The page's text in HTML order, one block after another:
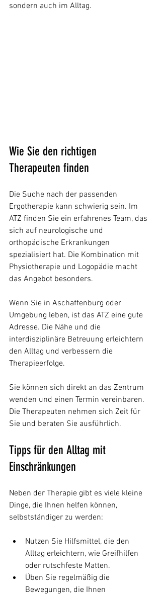
sondern auch im Alltag.
Wie Sie den richtigen
Therapeuten finden
Die Suche nach der passenden
Ergotherapie kann schwierig sein. Im
ATZ finden Sie ein erfahrenes Team, das
sich auf neurologische und
orthopädische Erkrankungen
spezialisiert hat. Die Kombination mit
Physiotherapie und Logopädie macht
das Angebot besonders.
Wenn Sie in Aschaffenburg oder
Umgebung leben, ist das ATZ eine gute
Adresse. Die Nähe und die
interdisziplinäre Betreuung erleichtern
den Alltag und verbessern die
Therapieerfolge.
Sie können sich direkt an das Zentrum
wenden und einen Termin vereinbaren.
Die Therapeuten nehmen sich Zeit für
Sie und beraten Sie ausführlich.
Tipps für den Alltag mit
Einschränkungen
Neben der Therapie gibt es viele kleine
Dinge, die Ihnen helfen können,
selbstständiger zu werden:
Nutzen Sie Hilfsmittel, die den
Alltag erleichtern, wie Greifhilfen
oder rutschfeste Matten.
Üben Sie regelmäßig die
Bewegungen, die Ihnen